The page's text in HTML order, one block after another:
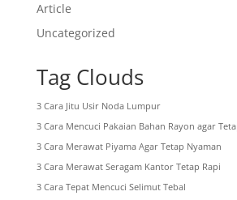
Article
Uncategorized
Tag Clouds
3 Cara Jitu Usir Noda Lumpur
3 Cara Mencuci Pakaian Bahan Rayon agar
3 Cara Merawat Piyama Agar Tetap Nyaman
3 Cara Merawat Seragam Kantor Tetap Rapi
3 Cara Tepat Mencuci Selimut Tebal